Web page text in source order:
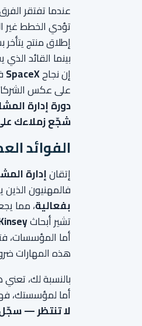
عندما تفتقر
تؤدي الخطط غير
إطلاق منتج
بينما القائد
إن نجاحSpaceX
على عكس
دورة إدارة
شجّع زملاءك
الفوائد
إتقانإدارة
فالمهنيون
بفعالية، مما
تشير أبحاث
أما المؤسسات،
هذه المهارات
بالنسبة لك،
أما لمؤسستك،
لا تنتظر — سجّل